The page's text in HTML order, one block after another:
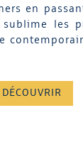
en
sublime les
DÉCOUVRIR